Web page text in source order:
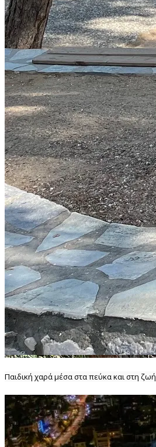
Παιδική χαρά μέσα στα πεύκα και στη ζωή